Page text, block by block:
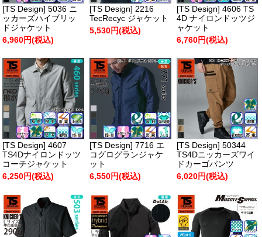
[TS Design] 5036 ニ
ッカーズハイブリッ
ドジャケット
6,960円(税込)
[TS Design] 2216
TecRecyc ジャケット
5,530円(税込)
[TS Design] 4606 TS
4D ナイロンドッツジ
ャケット
6,760円(税込)
[TS Design] 4607
TS4Dナイロンドッツ
コーチジャケット
6,250円(税込)
[TS Design] 7716 エ
コグログランジャケ
ット
6,550円(税込)
[TS Design] 50344
TS4Dニッカーズワイ
ドカーゴパンツ
6,020円(税込)